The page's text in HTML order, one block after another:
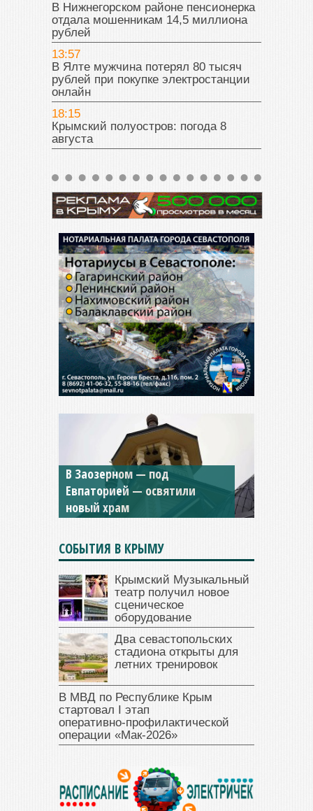
В Нижнегорском районе пенсионерка
отдала мошенникам 14,5 миллиона
рублей
13:57
В Ялте мужчина потерял 80 тысяч
рублей при покупке электростанции
онлайн
18:15
Крымский полуостров: погода 8
августа
Мужской монастырь Косьмы
и Дамиана в Крыму вновь
открыт для посещения
СОБЫТИЯ В КРЫМУ
Крымский Музыкальный
театр получил новое
сценическое
оборудование
Два севастопольских
стадиона открыты для
летних тренировок
В МВД по Республике Крым
стартовал I этап
оперативно‑профилактической
операции «Мак‑2026»